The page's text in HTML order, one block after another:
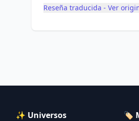
Reseña traducida - Ver
✨ Universos
🏷️